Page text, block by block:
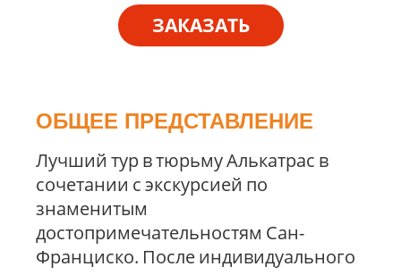
ЗАКАЗАТЬ
ОБЩЕЕ ПРЕДСТАВЛЕНИЕ
Лучший тур в тюрьму Алькатрас в
сочетании с экскурсией по
знаменитым
достопримечательностям Сан-
Франциско. После индивидуального